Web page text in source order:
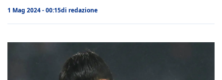
1 Mag 2024 - 00:15di redazione